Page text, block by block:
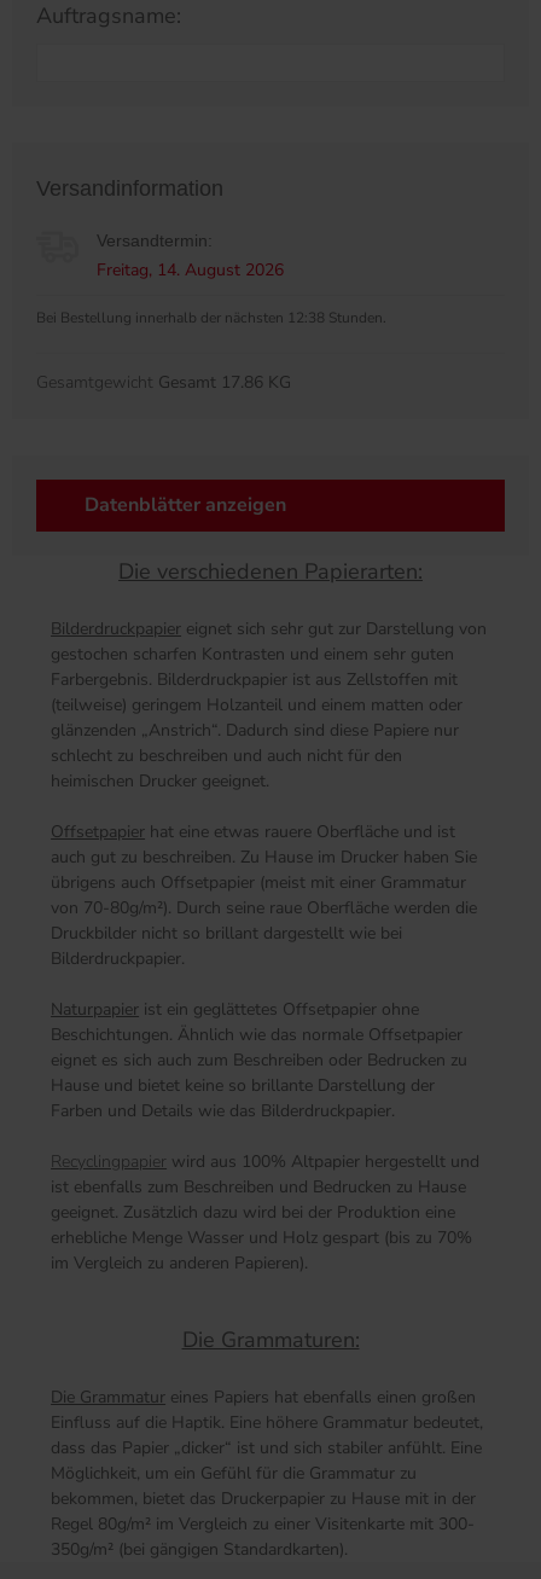
Auftragsname:
Versandinformation
Versandtermin:
Freitag, 14. August 2026
Bei Bestellung innerhalb der nächsten 12:38 Stunden.
Gesamtgewicht Gesamt 17.86 KG
Datenblätter anzeigen
Die verschiedenen Papierarten:
Bilderdruckpapier eignet sich sehr gut zur Darstellung von
gestochen scharfen Kontrasten und einem sehr guten
Farbergebnis. Bilderdruckpapier ist aus Zellstoffen mit
(teilweise) geringem Holzanteil und einem matten oder
glänzenden „Anstrich“. Dadurch sind diese Papiere nur
schlecht zu beschreiben und auch nicht für den
heimischen Drucker geeignet.
Offsetpapier hat eine etwas rauere Oberfläche und ist
auch gut zu beschreiben. Zu Hause im Drucker haben Sie
übrigens auch Offsetpapier (meist mit einer Grammatur
von 70-80g/m²). Durch seine raue Oberfläche werden die
Druckbilder nicht so brillant dargestellt wie bei
Bilderdruckpapier.
Naturpapier ist ein geglättetes Offsetpapier ohne
Beschichtungen. Ähnlich wie das normale Offsetpapier
eignet es sich auch zum Beschreiben oder Bedrucken zu
Hause und bietet keine so brillante Darstellung der
Farben und Details wie das Bilderdruckpapier.
Recyclingpapier wird aus 100% Altpapier hergestellt und
ist ebenfalls zum Beschreiben und Bedrucken zu Hause
geeignet. Zusätzlich dazu wird bei der Produktion eine
erhebliche Menge Wasser und Holz gespart (bis zu 70%
im Vergleich zu anderen Papieren).
Die Grammaturen:
Die Grammatur eines Papiers hat ebenfalls einen großen
Einfluss auf die Haptik. Eine höhere Grammatur bedeutet,
dass das Papier „dicker“ ist und sich stabiler anfühlt. Eine
Möglichkeit, um ein Gefühl für die Grammatur zu
bekommen, bietet das Druckerpapier zu Hause mit in der
Regel 80g/m² im Vergleich zu einer Visitenkarte mit 300-
350g/m² (bei gängigen Standardkarten).